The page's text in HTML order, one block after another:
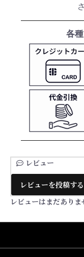
各
レビュー
レビューを投稿する
レビューはまだありま